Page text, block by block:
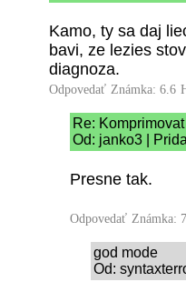
Kamo, ty sa daj
bavi, ze lezies
diagnoza.
Odpovedať Známka: 6.6
Re:
Od: janko3 |
Presne tak.
Odpovedať Známka:
god mode
Od: